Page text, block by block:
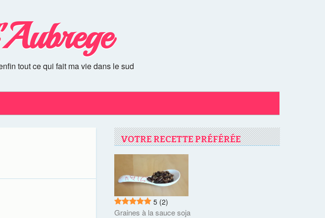
tout ce qui fait ma vie dans le sud
VOTRE RECETTE PRÉFÉRÉE
5 (2)
Graines à la sauce soja